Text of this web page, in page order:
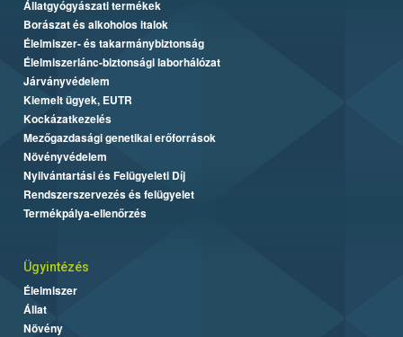
Állatgyógyászati termékek
Borászat és alkoholos italok
Élelmiszer- és takarmánybiztonság
Élelmiszerlánc-biztonsági laborhálózat
Járványvédelem
Kiemelt ügyek, EUTR
Kockázatkezelés
Mezőgazdasági genetikai erőforrások
Növényvédelem
Nyilvántartási és Felügyeleti Díj
Rendszerszervezés és felügyelet
Termékpálya-ellenőrzés
Ügyintézés
Élelmiszer
Állat
Növény